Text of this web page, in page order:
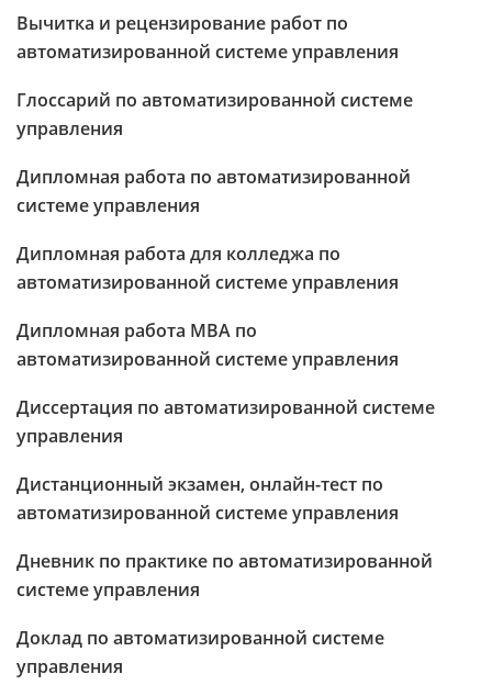
Вычитка и рецензирование работ по
автоматизированной системе управления
Глоссарий по автоматизированной системе
управления
Дипломная работа по автоматизированной
системе управления
Дипломная работа для колледжа по
автоматизированной системе управления
Дипломная работа МВА по
автоматизированной системе управления
Диссертация по автоматизированной системе
управления
Дистанционный экзамен, онлайн-тест по
автоматизированной системе управления
Дневник по практике по автоматизированной
системе управления
Доклад по автоматизированной системе
управления